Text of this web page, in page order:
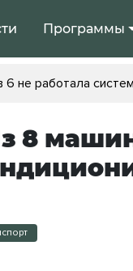
Программы
6 не работала
8